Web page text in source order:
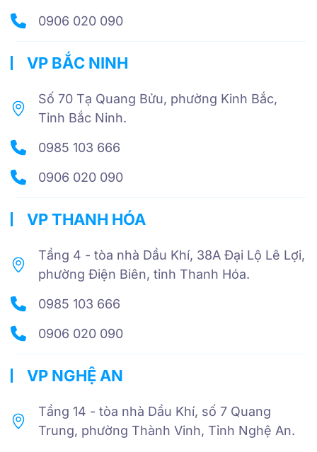
0906 020 090
VP BẮC NINH
Số 70 Tạ Quang Bửu, phường Kinh Bắc,
Tỉnh Bắc Ninh.
0985 103 666
0906 020 090
VP THANH HÓA
Tầng 4 - tòa nhà Dầu Khí, 38A Đại Lộ Lê Lợi,
phường Điện Biên, tỉnh Thanh Hóa.
0985 103 666
0906 020 090
VP NGHỆ AN
Tầng 14 - tòa nhà Dầu Khí, số 7 Quang
Trung, phường Thành Vinh, Tỉnh Nghệ An.